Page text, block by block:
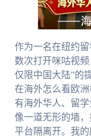
作为一名在纽约
数次打开咪咕视
仅限中国大陆”的
在海外怎么看欧
有海外华人、留
像一道无形的墙
平台隔离开。我